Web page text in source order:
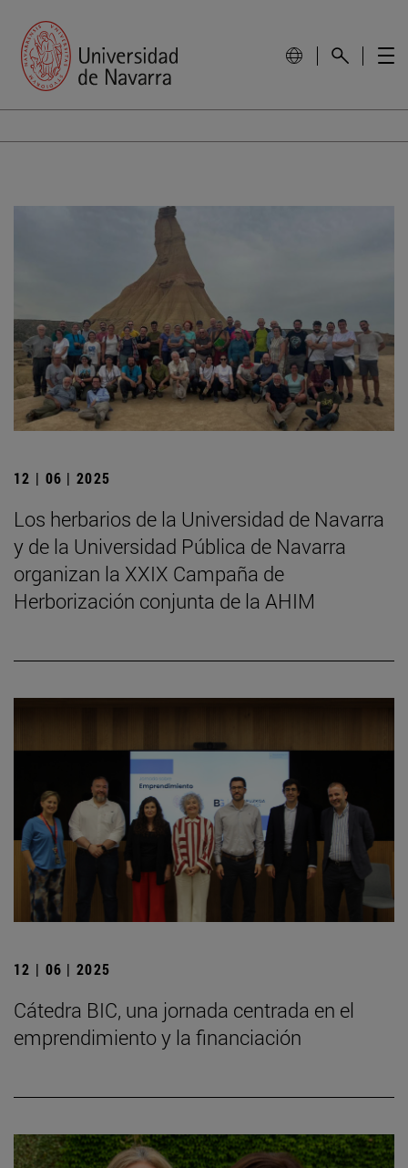
12 | 06 | 2025
Los herbarios de la Universidad de Navarra
y de la Universidad Pública de Navarra
organizan la XXIX Campaña de
Herborización conjunta de la AHIM
12 | 06 | 2025
Cátedra BIC, una jornada centrada en el
emprendimiento y la financiación